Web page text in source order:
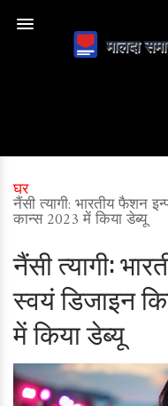
घर
नैंसी त्यागी: भारतीय फैशन
कान्स 2023 में किया डेब्यू
नैंसी त्यागी:
स्वयं डिजाइन
में किया डेब्यू